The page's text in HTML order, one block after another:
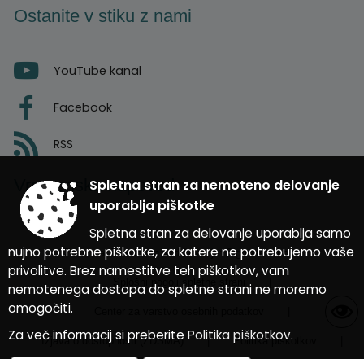
Ostanite v stiku z nami
YouTube kanal
Facebook
RSS
Vremenska napoved
Zasnova, izvedba in vzdrževanje: Sigmateh d.o.o.
Splošni pogoji spletne strani
Izjava o dostopnosti (ZDSMA) | Politika piškotkov
Spletna stran za nemoteno delovanje
uporablja piškotke
Spletna stran za delovanje uporablja samo
nujno potrebne piškotke, za katere ne potrebujemo vaše
privolitve. Brez namestitve teh piškotkov, vam
nemotenega dostopa do spletne strani ne moremo
omogočiti.
Za več informacij si preberite Politika piškotkov.